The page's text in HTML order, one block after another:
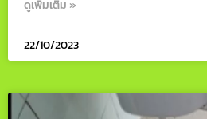
ดูเพิ่มเติม »
22/10/2023